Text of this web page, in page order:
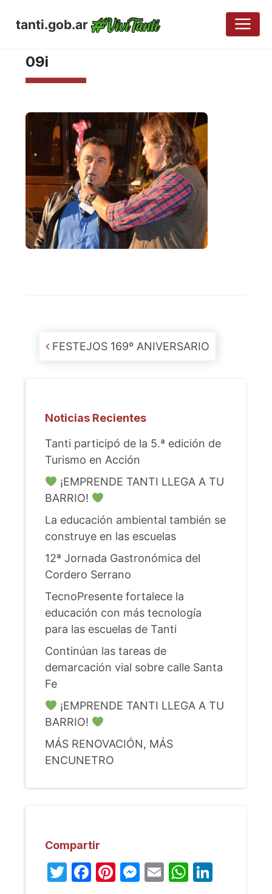
tanti.gob.ar
MAYO 8, 2017
09i
Post navigation
FESTEJOS 169º ANIVERSARIO
Noticias Recientes
Tanti participó de la 5.ª edición de
Turismo en Acción
¡EMPRENDE TANTI LLEGA A TU
BARRIO!
La educación ambiental también se
construye en las escuelas
12ª Jornada Gastronómica del
Cordero Serrano
TecnoPresente fortalece la
educación con más tecnología
para las escuelas de Tanti
Continúan las tareas de
demarcación vial sobre calle Santa
Fe
¡EMPRENDE TANTI LLEGA A TU
BARRIO!
MÁS RENOVACIÓN, MÁS
ENCUNETRO
Compartir
Twitter
Facebook
Pinterest
Messenger
Email